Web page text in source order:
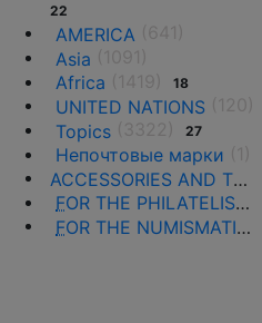
22
AMERICA
Asia
Africa
18
UNITED NATIONS
Topics
27
Непочтовые марки
ACCESSORIES AND THE LITERATURE
FOR THE PHILATELISTS
FOR THE NUMISMATISTS